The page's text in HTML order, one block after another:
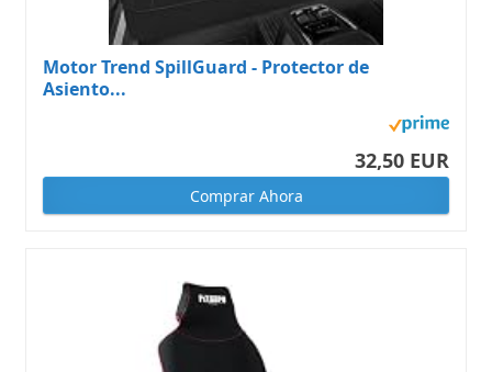
Motor Trend SpillGuard - Protector de
Asiento...
32,50 EUR
Comprar Ahora